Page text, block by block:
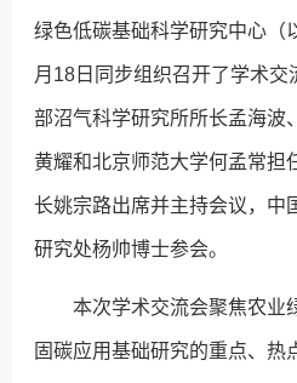
绿色低碳基础科学研究中心（
月18日同步组织召开了学术
部沼气科学研究所所长孟海波
黄耀和北京师范大学何孟常担
长姚宗路出席并主持会议，中
研究处杨帅博士参会。
本次学术交流会聚焦农业
固碳应用基础研究的重点、热